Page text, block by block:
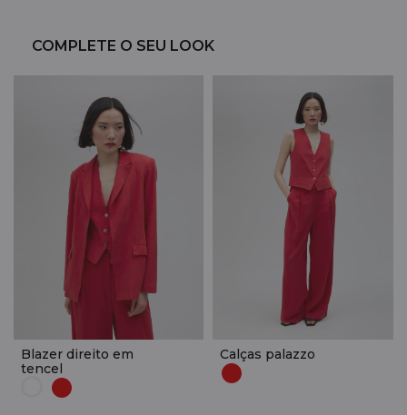
COMPLETE O SEU LOOK
Blazer direito em
tencel
Calças palazzo